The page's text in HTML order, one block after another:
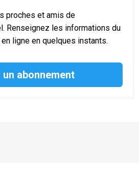
proches et amis de
Renseignez les informations du
ligne en quelques instants.
abonnement